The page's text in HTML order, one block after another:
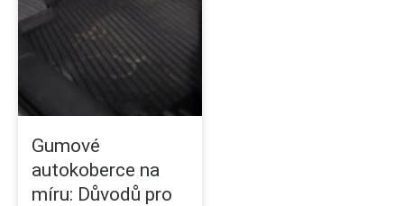
Gumové
autokoberce na
míru: Důvodů pro